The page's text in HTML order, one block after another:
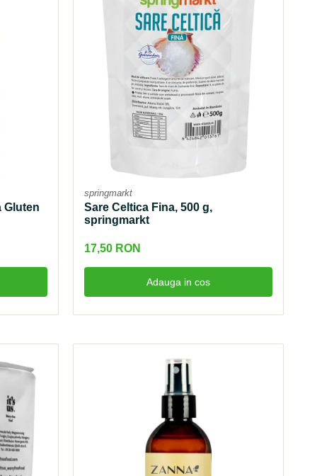
Gluten
springmarkt
Sare Celtica Fina, 500 g,
springmarkt
17,50 RON
Adauga in cos